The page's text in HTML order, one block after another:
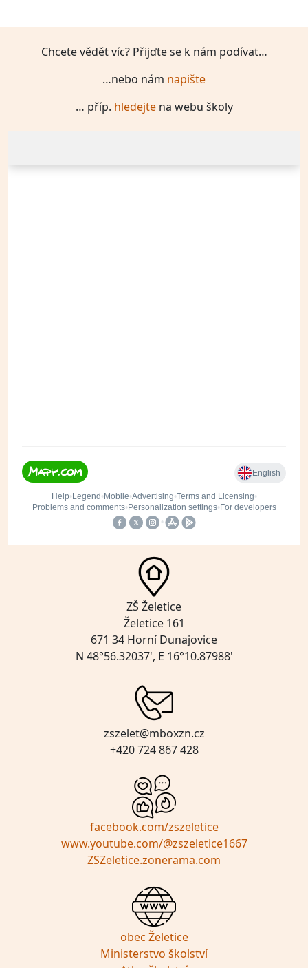
Chcete vědět víc? Přijďte se k nám podívat…
…nebo nám napište
… příp. hledejtena webu školy
ZŠ Želetice
Želetice 161
671 34 Horní Dunajovice
N 48°56.32037', E 16°10.87988'
zszelet@mboxzn.cz
+420 724 867 428
facebook.com/zszeletice
www.youtube.com/@zszeletice1667
ZSZeletice.zonerama.com
obec Želetice
Ministerstvo školství